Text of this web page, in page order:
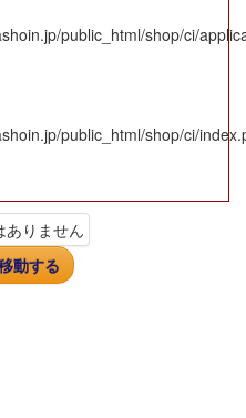
public_html/shop/ci/
public_html/shop/ci/
動する